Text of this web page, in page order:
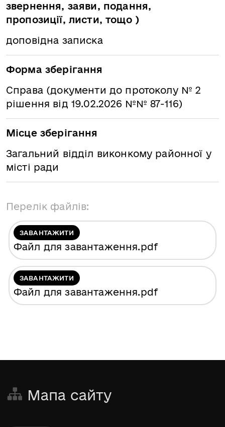
звернення, заяви, подання,
пропозиції, листи, тощо )
доповідна записка
Форма зберігання
Справа (документи до протоколу № 2
рішення від 19.02.2026 №№ 87-116)
Місце зберігання
Загальний відділ виконкому районної у
місті ради
Перелік файлів:
ЗАВАНТАЖИТИ
Файл для завантаження.pdf
ЗАВАНТАЖИТИ
Файл для завантаження.pdf
Мапа сайту